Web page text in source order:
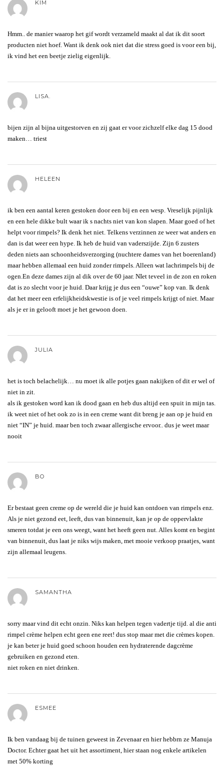
KIM
Hmm.. de manier waarop het gif wordt verzameld maakt al dat ik dit soort
producten niet hoef. Want ik denk ook niet dat die stress goed is voor een bij,
ik vind het een beetje zielig eigenlijk.
LISA.
bijen zijn al bijna uitgestorven en zij gaat er voor zichzelf elke dag 15 dood
maken… triest
HELEEN
ik ben een aantal keren gestoken door een bij en een wesp. Vreselijk pijnlijk
en een hele dikke bult waar ik s nachts niet van kon slapen. Maar goed of het
helpt voor rimpels? Ik denk het niet. Telkens verzinnen ze weer wat anders en
dan is dat weer een hype. Ik heb de huid van vaderszijde. Zijn 6 zusters
deden niets aan schoonheidsverzorging (nuchtere dames van het boerenland)
maar hebben allemaal een huid zonder rimpels. Alleen wat lachrimpels bij de
ogen.En deze dames zijn al dik over de 60 jaar. NIet teveel in de zon en roken
dat is zo slecht voor je huid. Daar krijg je dus een “ouwe” kop van. Ik denk
dat het meer een erfelijkheidskwestie is of je veel rimpels krijgt of niet. Maar
als je er in gelooft moet je het gewoon doen.
JULIA
het is toch belachelijk… nu moet ik alle potjes gaan nakijken of dit er wel of
niet in zit.
als ik gestoken word kan ik dood gaan en heb dus altijd een spuit in mijn tas.
ik weet niet of het ook zo is in een creme want dit breng je aan op je huid en
niet “IN” je huid. maar ben toch zwaar allergische ervoor.. dus je weet maar
nooit
BO
Er bestaat geen creme op de wereld die je huid kan ontdoen van rimpels enz.
Als je niet gezond eet, leeft, dus van binnenuit, kan je op de oppervlakte
smeren totdat je een ons weegt, want het heeft geen nut. Alles komt en begint
van binnenuit, dus laat je niks wijs maken, met mooie verkoop praatjes, want
zijn allemaal leugens.
SAMANTHA
sorry maar vind dit echt onzin. Niks kan helpen tegen vadertje tijd. al die anti
rimpel crème helpen echt geen ene reet! dus stop maar met die crèmes kopen.
je kan beter je huid goed schoon houden een hydraterende dagcrème
gebruiken en gezond eten.
niet roken en niet drinken.
ESMEE
Ik ben vandaag bij de tuinen geweest in Zevenaar en hier hebbrn ze Manuja
Doctor. Echter gaat het uit het assortiment, hier staan nog enkele artikelen
met 50% korting